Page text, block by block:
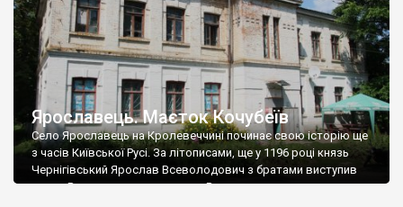
Ярославець. Маєток Кочубеїв
Село Ярославець на Кролевеччині починає свою історію ще
з часів Київської Русі. За літописами, ще у 1196 році князь
Чернігівський Ярослав Всеволодович з братами виступив
проти Володимирського князя Всеволода, при цьому